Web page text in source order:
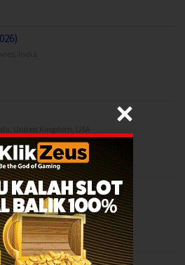
(2026)
Kingdom